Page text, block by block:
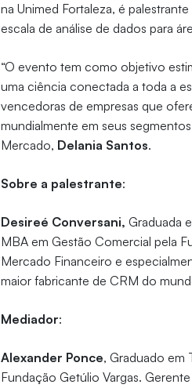
na Unimed Fortaleza, é
escala de análise de dados para
“O evento tem como objetivo
uma ciência conectada a toda a
vencedoras de empresas que
mundialmente em seus
Mercado, Delania Santos.
Sobre a palestrante:
Desireé Conversani,Graduada
MBA em Gestão Comercial pela
Mercado Financeiro e
maior fabricante de CRM do
Mediador:
Alexander Ponce, Graduado em
Fundação Getúlio Vargas.